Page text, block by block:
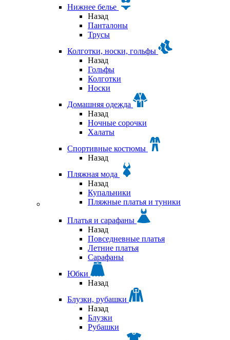
Нижнее белье
Назад
Панталоны
Трусы
Колготки, носки, гольфы
Назад
Гольфы
Колготки
Носки
Домашняя одежда
Назад
Ночные сорочки
Халаты
Спортивные костюмы
Назад
Пляжная мода
Назад
Купальники
Пляжные платья и туники
Платья и сарафаны
Назад
Повседневные платья
Летние платья
Сарафаны
Юбки
Назад
Блузки, рубашки
Назад
Блузки
Рубашки